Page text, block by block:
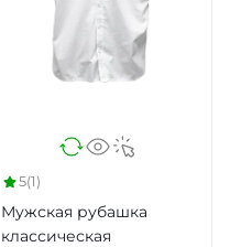
5(1)
Мужская рубашка
классическая